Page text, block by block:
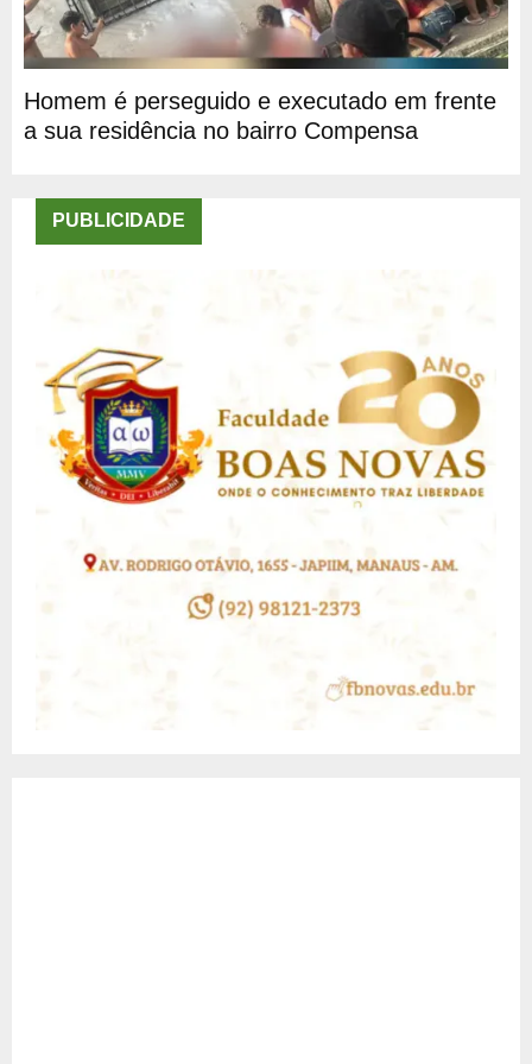
Homem é perseguido e executado em frente
a sua residência no bairro Compensa
PUBLICIDADE